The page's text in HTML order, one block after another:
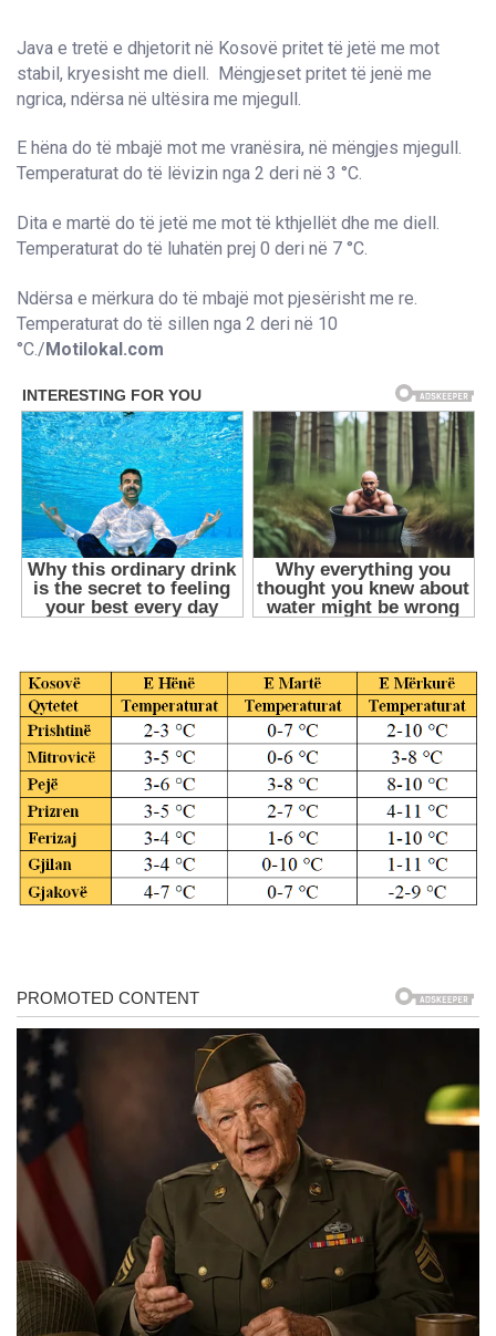
Java e tretë e dhjetorit në Kosovë pritet të jetë me mot
stabil, kryesisht me diell. Mëngjeset pritet të jenë me
ngrica, ndërsa në ultësira me mjegull.
E hëna do të mbajë mot me vranësira, në mëngjes mjegull.
Temperaturat do të lëvizin nga 2 deri në 3 °C.
Dita e martë do të jetë me mot të kthjellët dhe me diell.
Temperaturat do të luhatën prej 0 deri në 7 °C.
Ndërsa e mërkura do të mbajë mot pjesërisht me re.
Temperaturat do të sillen nga 2 deri në 10
°C./Motilokal.com